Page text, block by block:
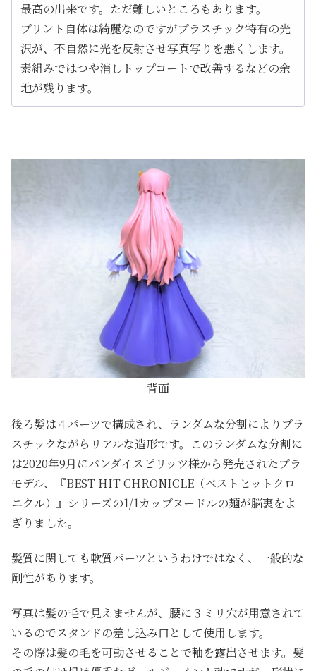
最高の出来です。ただ難しいところもあります。
プリント自体は綺麗なのですがプラスチック特有の光
沢が、不自然に光を反射させ写真写りを悪くします。
素組みではつや消しトップコートで改善するなどの余
地が残ります。
背面
後ろ髪は４パーツで構成され、ランダムな分割によりプラ
スチックながらリアルな造形です。このランダムな分割に
は2020年9月にバンダイスピリッツ様から発売されたプラ
モデル、『BEST HIT CHRONICLE（ベストヒットクロ
ニクル）』シリーズの1/1カップヌードルの麺が脳裏をよ
ぎりました。
髪質に関しても軟質パーツというわけではなく、一般的な
剛性があります。
写真は髪の毛で見えませんが、腰に３ミリ穴が用意されて
いるのでスタンドの差し込み口として使用します。
その際は髪の毛を可動させることで軸を露出させます。髪